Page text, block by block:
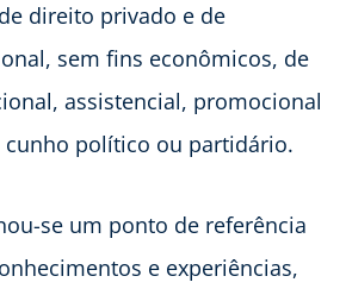
direito privado e de
sem fins econômicos, de
assistencial, promocional
cunho político ou partidário.
se um ponto de referência
e experiências,